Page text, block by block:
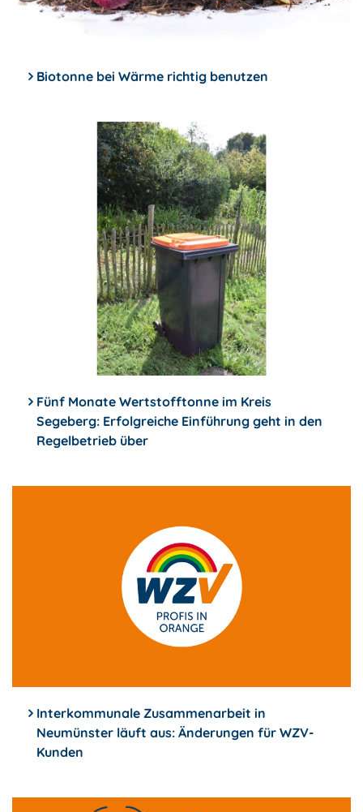
Biotonne bei Wärme richtig benutzen
Fünf Monate Wertstofftonne im Kreis
Segeberg: Erfolgreiche Einführung geht in den
Regelbetrieb über
Interkommunale Zusammenarbeit in
Neumünster läuft aus: Änderungen für WZV-
Kunden